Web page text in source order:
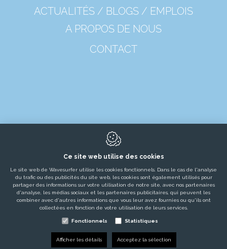
ACTUALITÉS / BLOGS / EMPLOIS
A PROPOS DE NOUS
CONTACT
8650Merkem
info@wavesurfer.eu
Ce site web utilise des cookies
Le site web de Wavesurfer utilise les cookies fonctionnels. Dans le cas de l'analyse
du trafic ou des publicités du site web, les cookies sont également utilisés pour
partager des informations sur votre utilisation de notre site, avec nos partenaires
d'analyse, les médias sociaux et les partenaires publicitaires, qui peuvent les
combiner avec d'autres informations que vous leur avez fournies ou qu'ils ont
collectées en fonction de votre utilisation de leurs services.
Fonctionnels Statistiques
Afficher les détails Acceptez la sélection